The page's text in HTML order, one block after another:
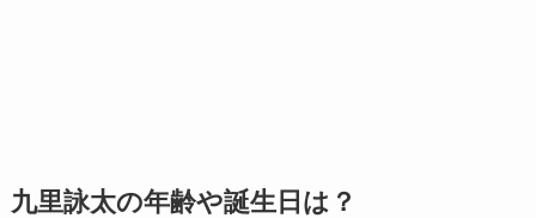
九里詠太の年齢や誕生日は？